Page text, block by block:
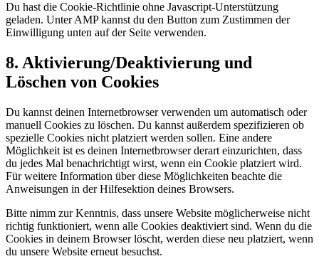
Du hast die Cookie-Richtlinie ohne Javascript-Unterstützung
geladen. Unter AMP kannst du den Button zum Zustimmen der
Einwilligung unten auf der Seite verwenden.
8. Aktivierung/Deaktivierung und
Löschen von Cookies
Du kannst deinen Internetbrowser verwenden um automatisch oder
manuell Cookies zu löschen. Du kannst außerdem spezifizieren ob
spezielle Cookies nicht platziert werden sollen. Eine andere
Möglichkeit ist es deinen Internetbrowser derart einzurichten, dass
du jedes Mal benachrichtigt wirst, wenn ein Cookie platziert wird.
Für weitere Information über diese Möglichkeiten beachte die
Anweisungen in der Hilfesektion deines Browsers.
Bitte nimm zur Kenntnis, dass unsere Website möglicherweise nicht
richtig funktioniert, wenn alle Cookies deaktiviert sind. Wenn du die
Cookies in deinem Browser löscht, werden diese neu platziert, wenn
du unsere Website erneut besuchst.